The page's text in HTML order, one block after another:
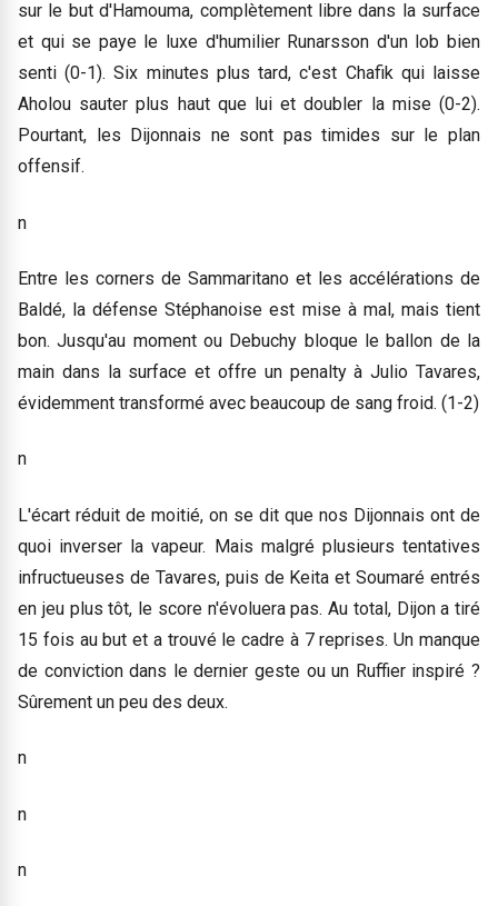
sur le but d'Hamouma, complètement libre dans la surface
et qui se paye le luxe d'humilier Runarsson d'un lob bien
senti (0-1). Six minutes plus tard, c'est Chafik qui laisse
Aholou sauter plus haut que lui et doubler la mise (0-2).
Pourtant, les Dijonnais ne sont pas timides sur le plan
offensif.
n
Entre les corners de Sammaritano et les accélérations de
Baldé, la défense Stéphanoise est mise à mal, mais tient
bon. Jusqu'au moment ou Debuchy bloque le ballon de la
main dans la surface et offre un penalty à Julio Tavares,
évidemment transformé avec beaucoup de sang froid. (1-2)
n
L'écart réduit de moitié, on se dit que nos Dijonnais ont de
quoi inverser la vapeur. Mais malgré plusieurs tentatives
infructueuses de Tavares, puis de Keita et Soumaré entrés
en jeu plus tôt, le score n'évoluera pas. Au total, Dijon a tiré
15 fois au but et a trouvé le cadre à 7 reprises. Un manque
de conviction dans le dernier geste ou un Ruffier inspiré ?
Sûrement un peu des deux.
n
n
n